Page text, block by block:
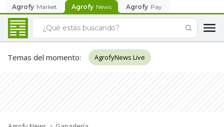
Agrofy Market Agrofy News Agrofy Pay
Temas del momento: AgrofyNews Live